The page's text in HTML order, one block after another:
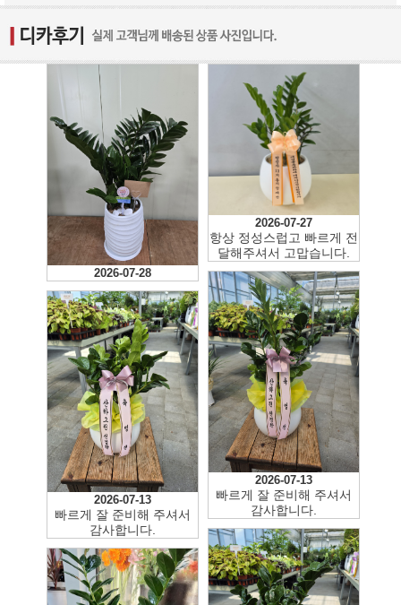
2026-07-28
2026-07-27
항상 정성스럽고 빠르게 전
달해주셔서 고맙습니다.
2026-07-13
빠르게 잘 준비해 주셔서
감사합니다.
2026-07-13
빠르게 잘 준비해 주셔서
감사합니다.